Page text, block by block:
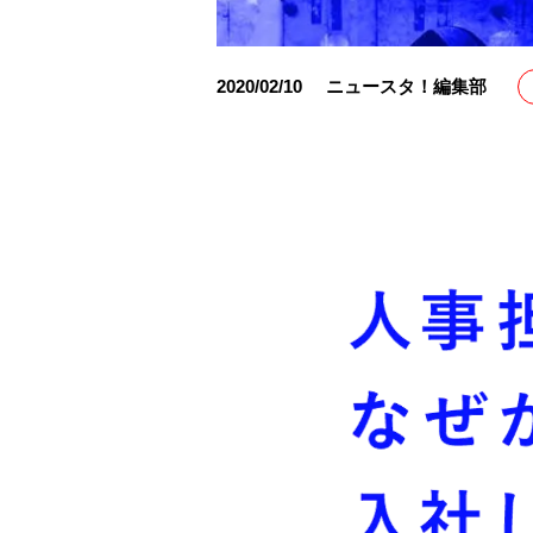
2020/02/10 ニュースタ！編集部